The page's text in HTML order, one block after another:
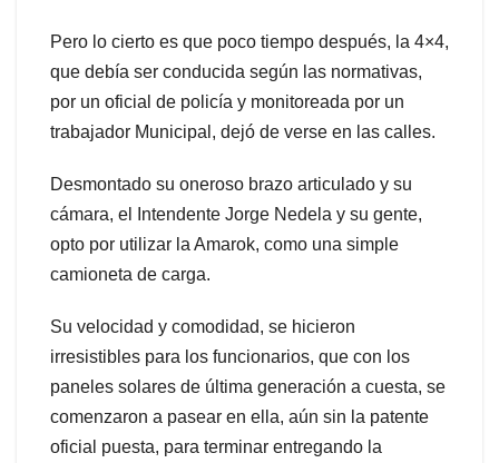
Pero lo cierto es que poco tiempo después, la 4×4,
que debía ser conducida según las normativas,
por un oficial de policía y monitoreada por un
trabajador Municipal, dejó de verse en las calles.
Desmontado su oneroso brazo articulado y su
cámara, el Intendente Jorge Nedela y su gente,
opto por utilizar la Amarok, como una simple
camioneta de carga.
Su velocidad y comodidad, se hicieron
irresistibles para los funcionarios, que con los
paneles solares de última generación a cuesta, se
comenzaron a pasear en ella, aún sin la patente
oficial puesta, para terminar entregando la